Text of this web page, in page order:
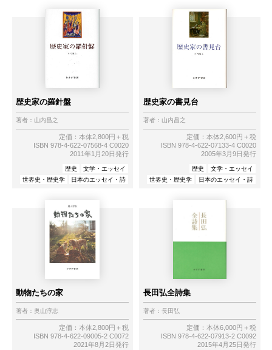
歴史家の羅針盤
著者： 山内昌之
定価：本体2,800円＋税
ISBN 978-4-622-07568-4 C0020
2011年1月20日発行
歴史
文学・エッセイ
世界史・歴史学
日本のエッセイ・詩
歴史家の書見台
著者： 山内昌之
定価：本体2,600円＋税
ISBN 978-4-622-07133-4 C0020
2005年3月9日発行
歴史
文学・エッセイ
世界史・歴史学
日本のエッセイ・詩
動物たちの家
著者： 奥山淳志
定価：本体2,800円＋税
ISBN 978-4-622-09005-2 C0072
2021年8月2日発行
長田弘全詩集
著者： 長田弘
定価：本体6,000円＋税
ISBN 978-4-622-07913-2 C0092
2015年4月25日発行